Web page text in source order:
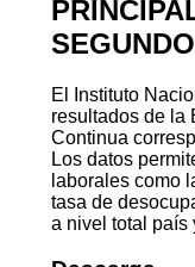
El Instituto
resultados de la
Continua
Los datos
laborales como
tasa de
a nivel total país